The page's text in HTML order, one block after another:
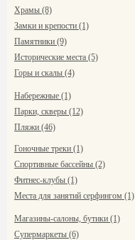
Храмы (8)
Замки и крепости (1)
Памятники (9)
Исторические места (5)
Горы и скалы (4)
Набережные (1)
Парки, скверы (12)
Пляжи (46)
Гоночные треки (1)
Спортивные бассейны (2)
Фитнес-клубы (1)
Места для занятий серфингом (1)
Магазины-салоны, бутики (1)
Супермаркеты (6)